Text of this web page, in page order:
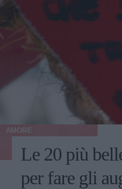
AMORE
Le 20 più
per fare gli